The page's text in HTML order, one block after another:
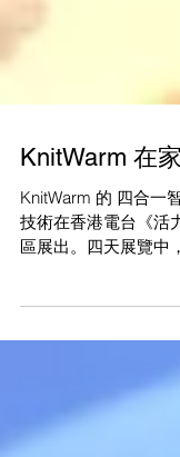
KnitWarm 在
KnitWarm 的 四合一
技術在香港電台《活
熱療方案，與參觀者
與健康！#KnitWarm